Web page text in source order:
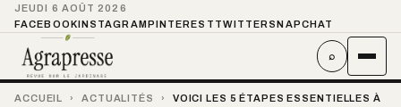
JEUDI 6 AOÛT 2026
FACEBOOKINSTAGRAMPINTEREST TWITTER SNAPCHAT
⌕
ACCUEIL › ACTUALITÉS ›
VOICI LES 5 ÉTAPES ESSENTIELLES À